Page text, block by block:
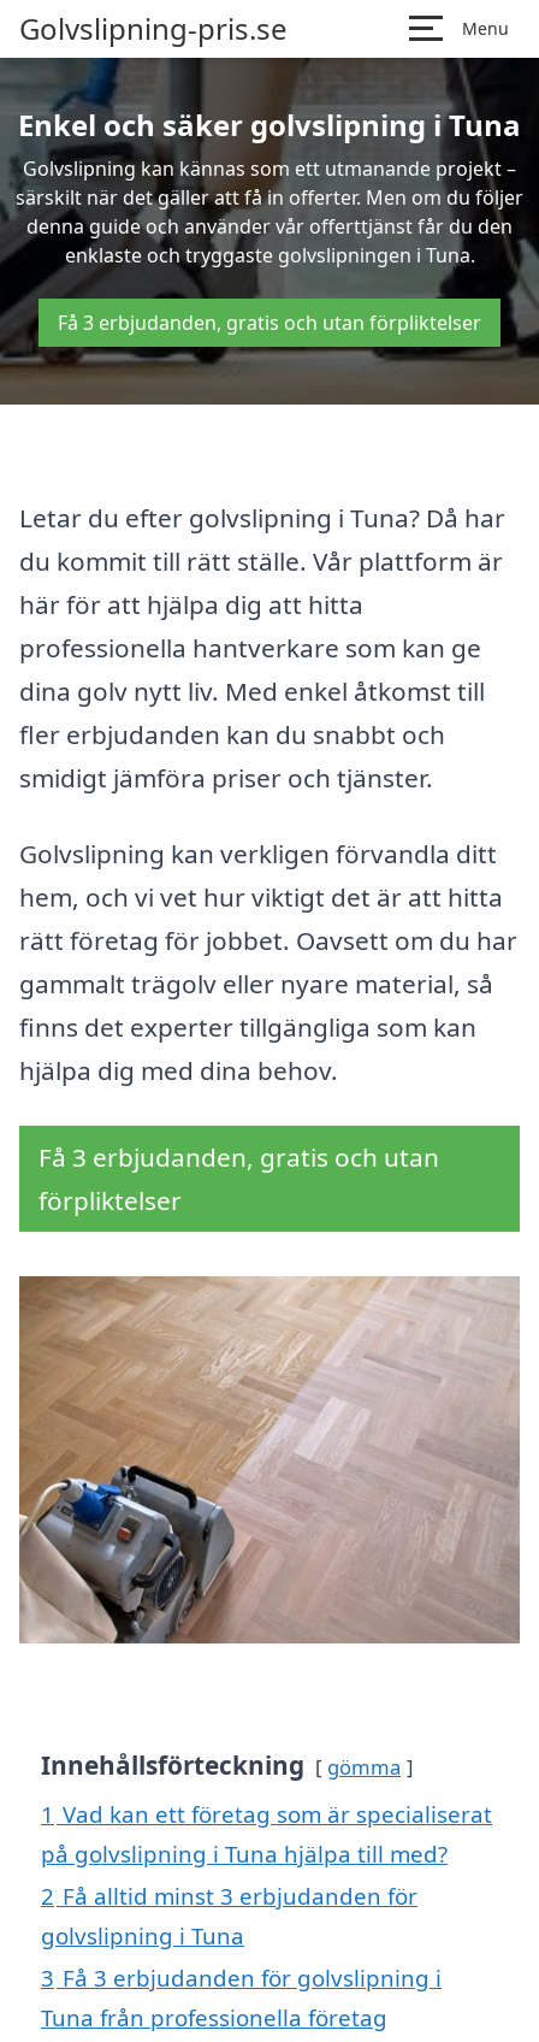
Golvslipning-pris.se Menu
Enkel och säker golvslipning i Tuna
Golvslipning kan kännas som ett utmanande projekt –
särskilt när det gäller att få in offerter. Men om du följer
denna guide och använder vår offerttjänst får du den
enklaste och tryggaste golvslipningen i Tuna.
Få 3 erbjudanden, gratis och utan förpliktelser
Letar du efter golvslipning i Tuna? Då har
du kommit till rätt ställe. Vår plattform är
här för att hjälpa dig att hitta
professionella hantverkare som kan ge
dina golv nytt liv. Med enkel åtkomst till
fler erbjudanden kan du snabbt och
smidigt jämföra priser och tjänster.
Golvslipning kan verkligen förvandla ditt
hem, och vi vet hur viktigt det är att hitta
rätt företag för jobbet. Oavsett om du har
gammalt trägolv eller nyare material, så
finns det experter tillgängliga som kan
hjälpa dig med dina behov.
Få 3 erbjudanden, gratis och utan
förpliktelser
Innehållsförteckning gömma
1 Vad kan ett företag som är specialiserat
på golvslipning i Tuna hjälpa till med?
2 Få alltid minst 3 erbjudanden för
golvslipning i Tuna
3 Få 3 erbjudanden för golvslipning i
Tuna från professionella företag